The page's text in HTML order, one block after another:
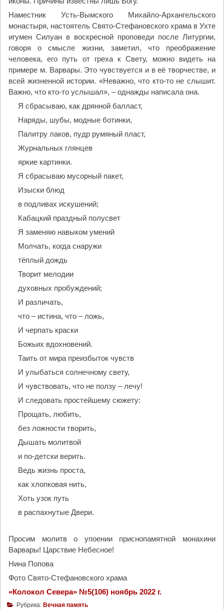
Наместник Усть-Вымского Михайло-Архангельского
монастыря, настоятель Свято-Стефановского храма в Ухте
игумен Силуан в воскресной проповеди после Литургии,
говоря о смысле жизни, заметил, что преображение
человека, его путь от греха к Свету, можно видеть на
примере м. Варвары. Это чувствуется и в её творчестве, и
всей жизненной истории. «Неважно, что кто-то не слышит.
Важно, что кто-то услышал», – однажды написала она.
Я сбрасываю, как дрянной балласт,
Наряды, шубы, модные ботинки,
Палитру лаков, пудр румяный пласт,
Журнальных глянцев
яркие картинки.
Я сбрасываю мусорный пакет,
Изыски блюд
в подливах искушений;
Кабацкий праздный полусвет
Я заменяю навыком умений
Молчать, когда снаружи
тёплый дождь
Творит мелодии
духовных пробуждений;
И различать,
что – истина, что – ложь,
И черпать краски
Божьих вдохновений.
Таить от мира преизбыток чувств
И улыбаться солнечному свету,
И чувствовать, что не ползу – лечу!
И следовать простейшему сюжету:
Прощать, любить,
без ложности творить,
Дышать молитвой
и по-детски верить.
Ведь жизнь проста,
как хлопковая нить,
Хоть узок путь
в распахнутые Двери.
Просим молитв о упоении приснопамятной монахини
Варвары! Царствие Небесное!
Нина Попова
Фото Свято-Стефановского храма
«Колокол Севера» №5(106) ноябрь 2022 г.
Рубрика: Вечная память